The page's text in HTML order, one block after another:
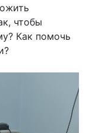
чтобы
Как помочь